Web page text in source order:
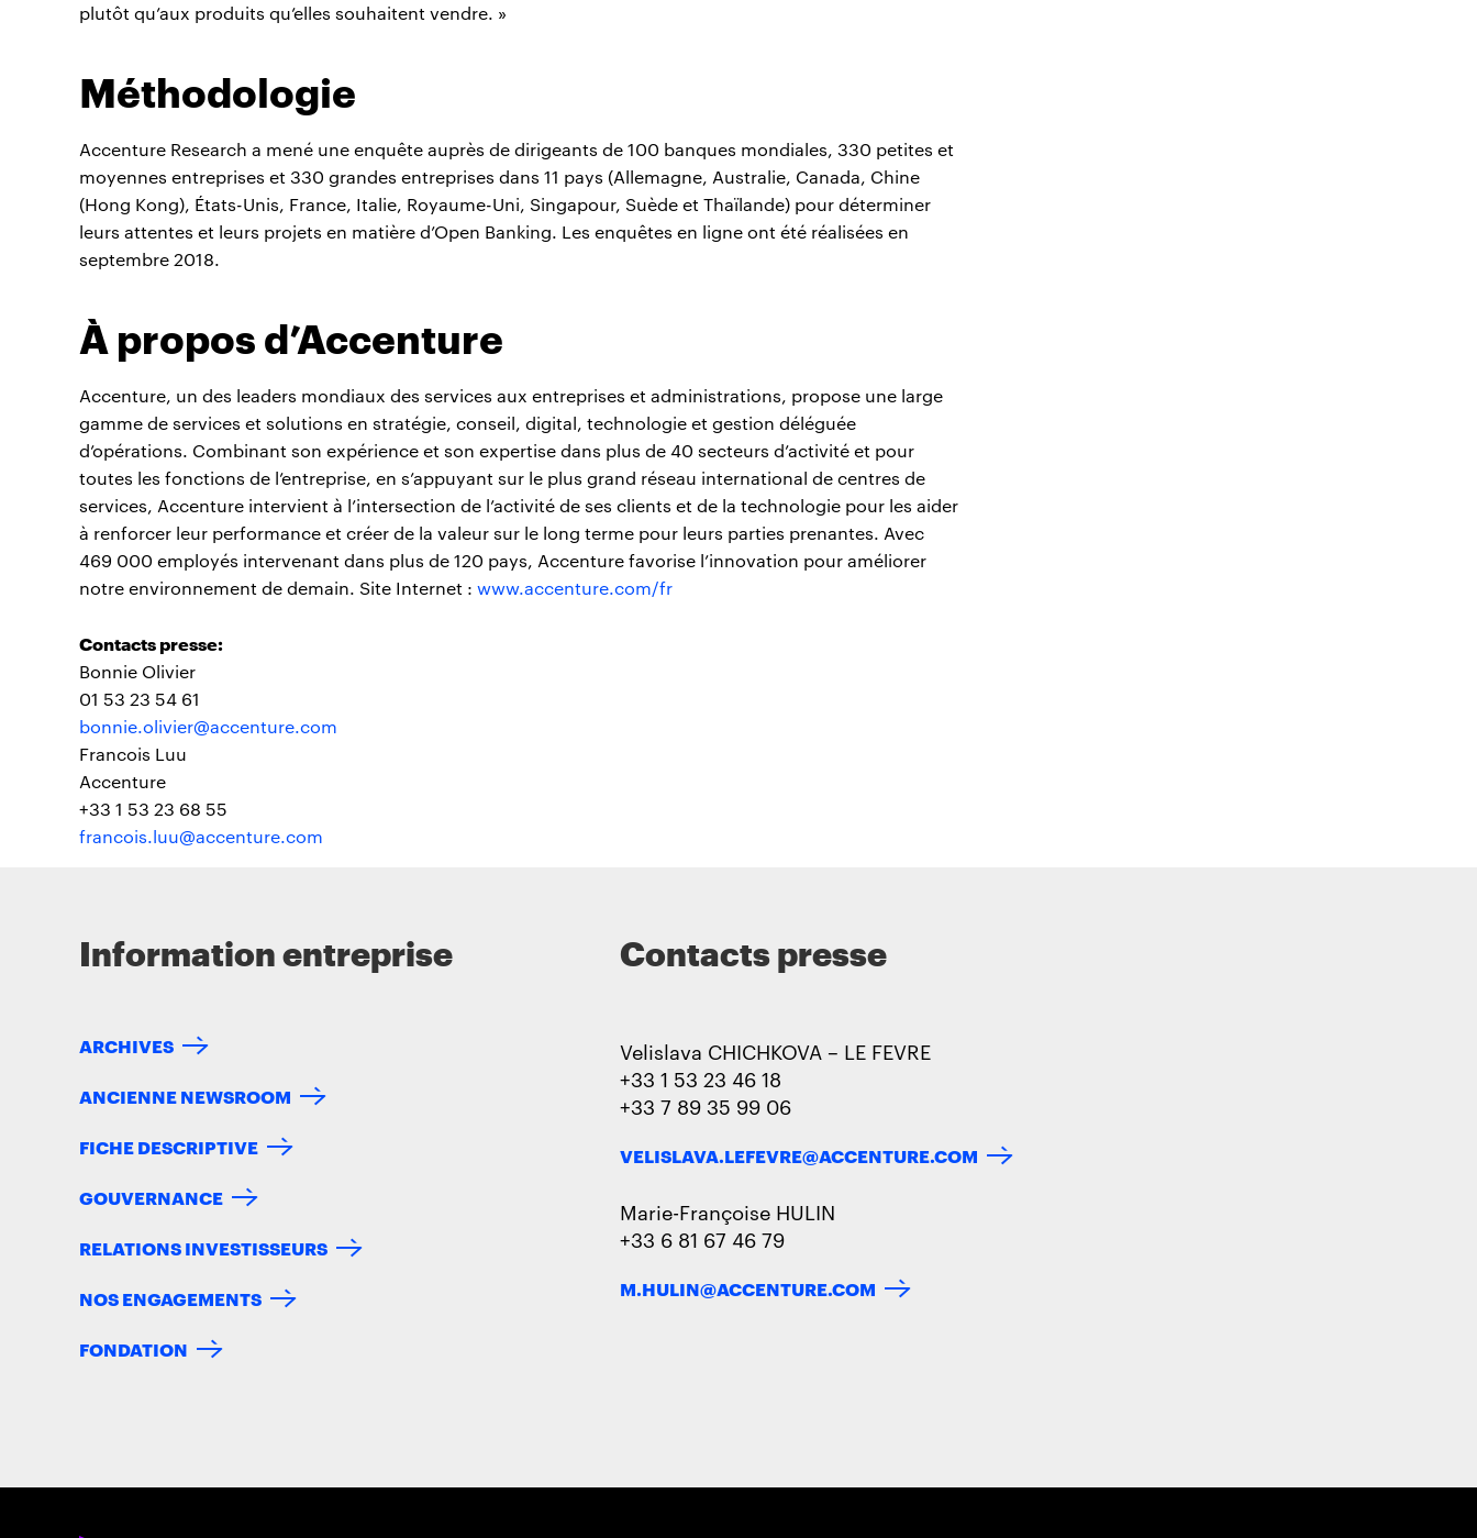
plutôt qu’aux produits qu’elles souhaitent vendre. »
Méthodologie
Accenture Research a mené une enquête auprès de dirigeants de 100 banques mondiales, 330 petites et
moyennes entreprises et 330 grandes entreprises dans 11 pays (Allemagne, Australie, Canada, Chine
(Hong Kong), États-Unis, France, Italie, Royaume-Uni, Singapour, Suède et Thaïlande) pour déterminer
leurs attentes et leurs projets en matière d’Open Banking. Les enquêtes en ligne ont été réalisées en
septembre 2018.
À propos d’Accenture
Accenture, un des leaders mondiaux des services aux entreprises et administrations, propose une large
gamme de services et solutions en stratégie, conseil, digital, technologie et gestion déléguée
d’opérations. Combinant son expérience et son expertise dans plus de 40 secteurs d’activité et pour
toutes les fonctions de l’entreprise, en s’appuyant sur le plus grand réseau international de centres de
services, Accenture intervient à l’intersection de l’activité de ses clients et de la technologie pour les aider
à renforcer leur performance et créer de la valeur sur le long terme pour leurs parties prenantes. Avec
469 000 employés intervenant dans plus de 120 pays, Accenture favorise l’innovation pour améliorer
notre environnement de demain. Site Internet : www.accenture.com/fr
Contacts presse:
Bonnie Olivier
01 53 23 54 61
bonnie.olivier@accenture.com
Francois Luu
Accenture
+33 1 53 23 68 55
francois.luu@accenture.com
Information entreprise
ARCHIVES
ANCIENNE NEWSROOM
FICHE DESCRIPTIVE
GOUVERNANCE
RELATIONS INVESTISSEURS
NOS ENGAGEMENTS
FONDATION
Contacts presse
Velislava CHICHKOVA – LE FEVRE
+33 1 53 23 46 18
+33 7 89 35 99 06
VELISLAVA.LEFEVRE@ACCENTURE.COM
Marie-Françoise HULIN
+33 6 81 67 46 79
M.HULIN@ACCENTURE.COM